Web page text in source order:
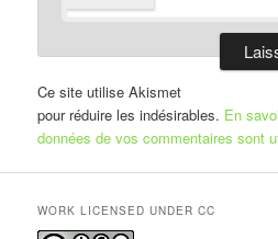
Ce site utilise Akismet
pour réduire les indésirables. En
données de vos commentaires sont
WORK LICENSED UNDER CC